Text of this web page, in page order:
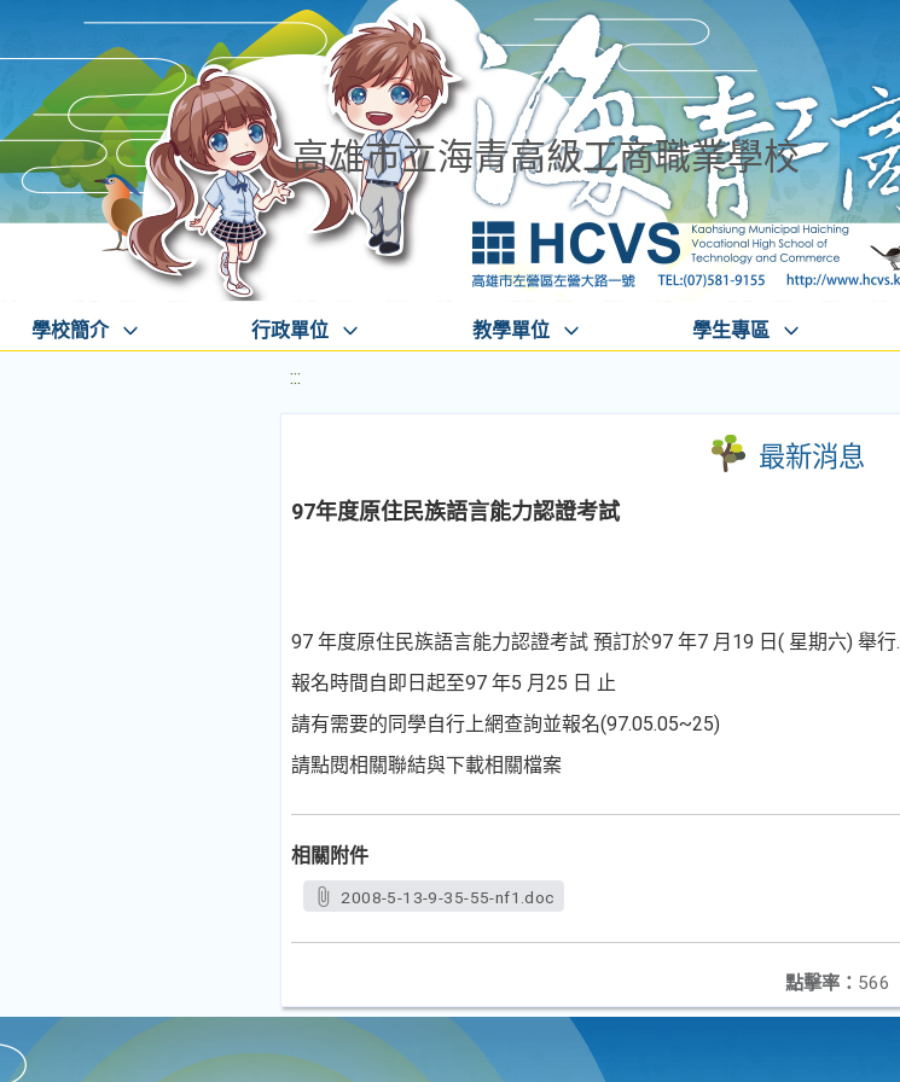
高雄市立海青高級工商職業學校
學校簡介 行政單位 教學單位 學生專區
:::
最新消息
97年度原住民族語言能力認證考試
97 年度原住民族語言能力認證考試 預訂於97 年7 月 19 日 ( 星期六) 舉行.
報名時間自即日起至97 年5 月 25 日 止
請有需要的同學自行上網查詢並報名(97.05.05~25)
請點閱相關聯結與下載相關檔案
相關附件
2008-5-13-9-35-55-nf1.doc
點擊率： 566